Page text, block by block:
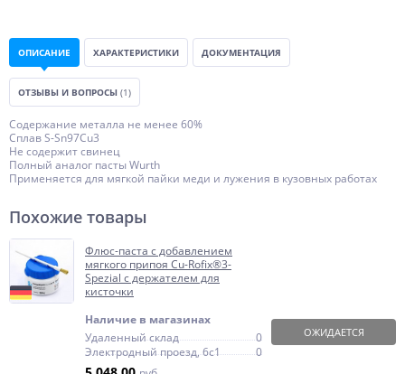
ОПИСАНИЕ ХАРАКТЕРИСТИКИ ДОКУМЕНТАЦИЯ
ОТЗЫВЫ И ВОПРОСЫ (1)
Содержание металла не менее 60%
Сплав S-Sn97Cu3
Не содержит свинец
Полный аналог пасты Wurth
Применяется для мягкой пайки меди и лужения в кузовных работах
Похожие товары
Флюс-паста с добавлением
мягкого припоя Cu-Rofix®3-
Spezial с держателем для
кисточки
Наличие в магазинах
Удаленный склад
0
Электродный проезд, 6с1
0
ОЖИДАЕТСЯ